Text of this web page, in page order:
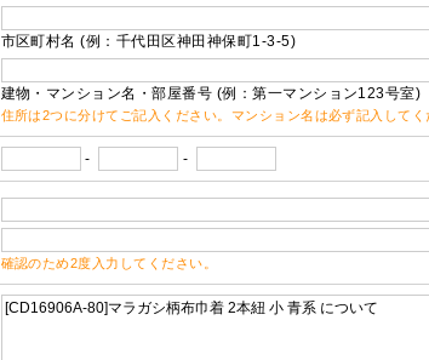
市区町村名 (例：千代田区神田神保町1-3-5)
建物・マンション名・部屋番号 (例：第一マンション123号室)
住所は2つに分けてご記入ください。マンション名は必ず記入してく
- -
確認のため2度入力してください。